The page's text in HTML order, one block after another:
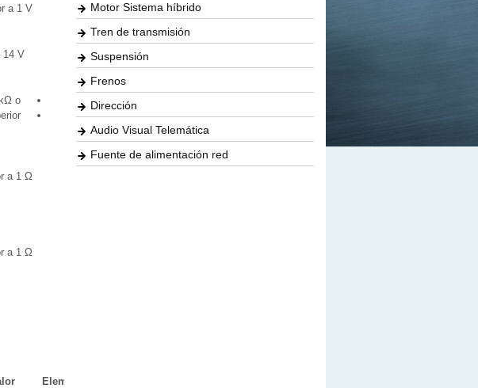
a 1 V IG SW
14 V
o
B2780
Key SW
a 1 Ω
a 1 Ω
Elemento de la
Motor Sistema híbrido
Tren de transmisión
Suspensión
Frenos
Dirección
Audio Visual Telemática
Fuente de alimentación red